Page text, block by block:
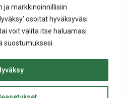
ja markkinoinnillisiin
osoitat hyväksyväsi
voit valita itse haluamasi
suostumuksesi.